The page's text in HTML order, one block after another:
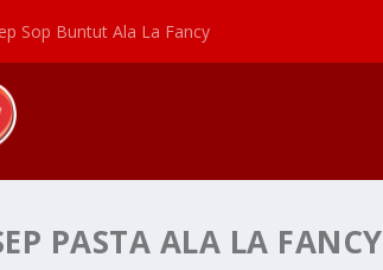
Sop Buntut Ala La Fancy
PASTA ALA LA FANCY